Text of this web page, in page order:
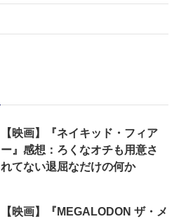
【映画】『ネイキッド・フィア
ー』感想：ろくなオチも用意さ
れてない退屈なだけの何か
【映画】『MEGALODON ザ・メ